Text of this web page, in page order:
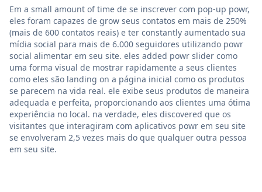
Em a small amount of time de se inscrever com pop-up powr,
eles foram capazes de grow seus contatos em mais de 250%
(mais de 600 contatos reais) e ter constantly aumentado sua
mídia social para mais de 6.000 seguidores utilizando powr
social alimentar em seu site. eles added powr slider como
uma forma visual de mostrar rapidamente a seus clientes
como eles são landing on a página inicial como os produtos
se parecem na vida real. ele exibe seus produtos de maneira
adequada e perfeita, proporcionando aos clientes uma ótima
experiência no local. na verdade, eles discovered que os
visitantes que interagiram com aplicativos powr em seu site
se envolveram 2,5 vezes mais do que qualquer outra pessoa
em seu site.